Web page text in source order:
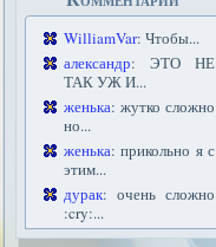
WilliamVar: Чтобы...
александр: ЭТО НЕ
ТАК УЖ И...
женька: жутко сложно
но...
женька: прикольно я с
этим...
дурак: очень сложно
:cry:...